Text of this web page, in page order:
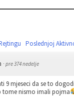
Poslednjoj
· pre 374 nedelje
9 mjeseci da se to
tome nismo imali pojma